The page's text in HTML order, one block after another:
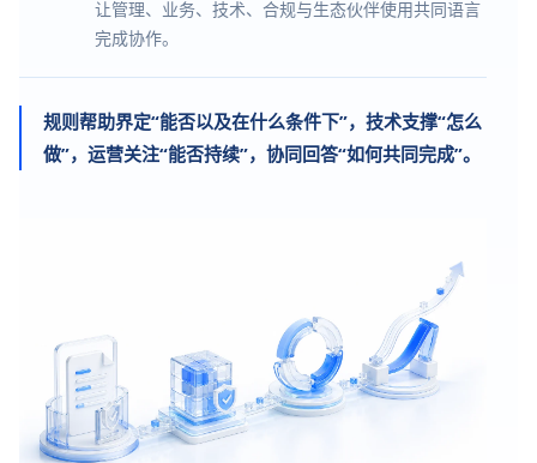
让管理、业务、技术、合规与生态伙伴使用共同语言
完成协作。
规则帮助界定“能否以及在什么条件下”，技术支撑“怎么
做”，运营关注“能否持续”，协同回答“如何共同完成”。